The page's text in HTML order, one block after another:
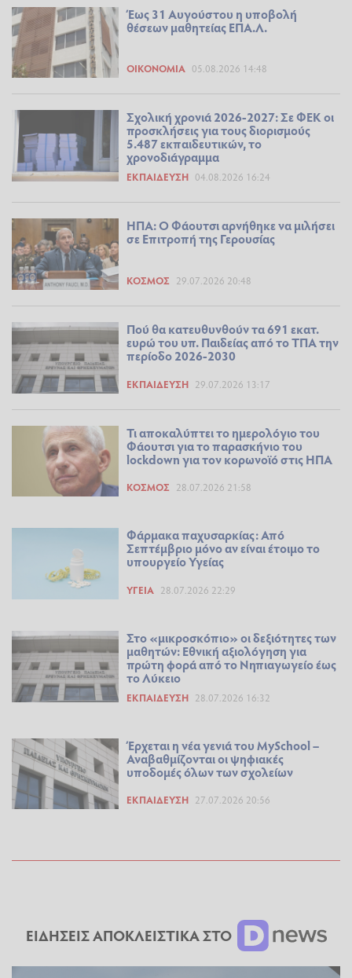
Έως 31 Αυγούστου η υποβολή
θέσεων μαθητείας ΕΠΑ.Λ.
ΟΙΚΟΝΟΜΊΑ 05.08.2026 14:48
Σχολική χρονιά 2026-2027: Σε ΦΕΚ οι
προσκλήσεις για τους διορισμούς
5.487 εκπαιδευτικών, το
χρονοδιάγραμμα
ΕΚΠΑΊΔΕΥΣΗ 04.08.2026 16:24
ΗΠΑ: Ο Φάουτσι αρνήθηκε να μιλήσει
σε Επιτροπή της Γερουσίας
ΚΌΣΜΟΣ 29.07.2026 20:48
Πού θα κατευθυνθούν τα 691 εκατ.
ευρώ του υπ. Παιδείας από το ΤΠΑ την
περίοδο 2026-2030
ΕΚΠΑΊΔΕΥΣΗ 29.07.2026 13:17
Τι αποκαλύπτει το ημερολόγιο του
Φάουτσι για το παρασκήνιο του
lockdown για τον κορωνοϊό στις ΗΠΑ
ΚΌΣΜΟΣ 28.07.2026 21:58
Φάρμακα παχυσαρκίας: Από
Σεπτέμβριο μόνο αν είναι έτοιμο το
υπουργείο Υγείας
ΥΓΕΊΑ 28.07.2026 22:29
Στο «μικροσκόπιο» οι δεξιότητες των
μαθητών: Εθνική αξιολόγηση για
πρώτη φορά από το Νηπιαγωγείο έως
το Λύκειο
ΕΚΠΑΊΔΕΥΣΗ 28.07.2026 16:32
Έρχεται η νέα γενιά του MySchool –
Αναβαθμίζονται οι ψηφιακές
υποδομές όλων των σχολείων
ΕΚΠΑΊΔΕΥΣΗ 27.07.2026 20:56
ΕΙΔΗΣΕΙΣ ΑΠΟΚΛΕΙΣΤΙΚΑ ΣΤΟ